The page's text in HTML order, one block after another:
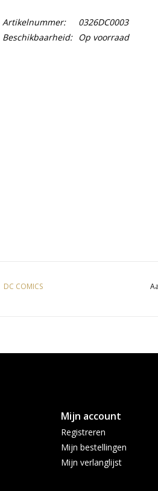
Artikelnummer:
0326DC0003
Beschikbaarheid:
Op voorraad
DC COMICS
Mijn account
Registreren
Mijn bestellingen
Mijn verlanglijst